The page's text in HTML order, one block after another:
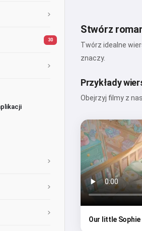
30
Stwórz
Twórz idealne
znaczy.
Przykłady
Obejrzyj filmy z
Our little Sophie